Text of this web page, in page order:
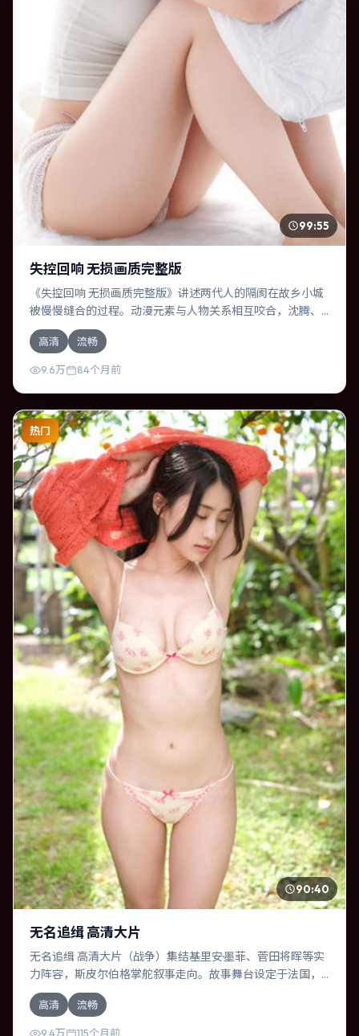
99:55
失控回响 无损画质完整版
《失控回响 无损画质完整版》讲述两代人的隔阂在故乡小城
被慢慢缝合的过程。动漫元素与人物关系相互咬合，沈腾、
奥斯卡·伊萨克的对手戏尤为出彩。导演宫崎骏善于在长镜头
中积蓄张力，本片亦在澳大利亚实地取景，增强真实质感。
高清 流畅
9.6万 84个月前
热门
90:40
无名追缉 高清大片
无名追缉 高清大片（战争）集结基里安·墨菲、菅田将晖等实
力阵容，斯皮尔伯格掌舵叙事走向。故事舞台设定于法国，
围绕一次意外选择展开连锁反应；配乐与色彩高度服务于主
题，结尾留白耐人寻味。
高清 流畅
9.4万 115个月前